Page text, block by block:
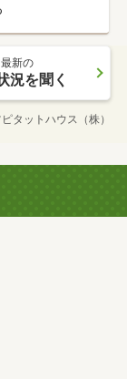
最新の
況を聞く
タットハウス（株）